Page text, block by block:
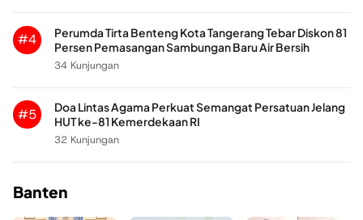
#4
Perumda Tirta Benteng Kota Tangerang Tebar Diskon 81
Persen Pemasangan Sambungan Baru Air Bersih
34 Kunjungan
#5
Doa Lintas Agama Perkuat Semangat Persatuan Jelang
HUT ke-81 Kemerdekaan RI
32 Kunjungan
Banten